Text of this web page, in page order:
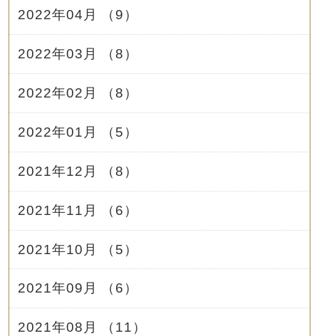
2022年04月 （9）
2022年03月 （8）
2022年02月 （8）
2022年01月 （5）
2021年12月 （8）
2021年11月 （6）
2021年10月 （5）
2021年09月 （6）
2021年08月 （11）